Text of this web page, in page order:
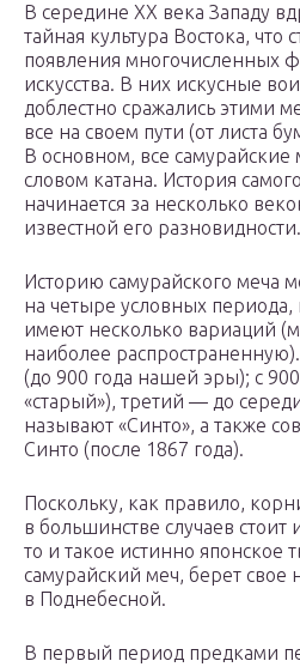
В середине XX века Западу
тайная культура Востока, что
появления многочисленных
искусства. В них искусные
доблестно сражались этими
все на своем пути (от листа
В основном, все самурайские
словом катана. История
начинается за несколько
известной его разновидности.
Историю самурайского меча
на четыре условных
имеют несколько вариаций
наиболее
(до 900 года нашей эры); с
«старый»), третий — до
называют «Синто», а также
Синто (после 1867 года).
Поскольку, как правило,
в большинстве случаев стоит
то и такое истинно японское
самурайский меч, берет свое
в Поднебесной.
В первый период предками